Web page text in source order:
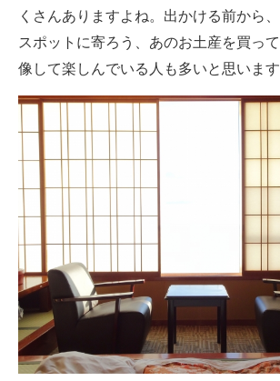
ITの今と未来を見通す
スマホと通信の最新トレンド
好きが集まる 比べて選べる
ビジネスと働き方のヒント
企業ITのトレンドを詳説
経営リーダーのコミュニティ
マーケ×ITの今がよく分かる
ITエンジニア向け専門サイト
くさんありますよね。出かける前から
スポットに寄ろう、あのお土産を買っ
像して楽しんでいる人も多いと思います